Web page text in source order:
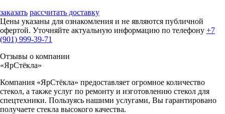
заказать рассчитать доставку
Цены указаны для ознакомления и не являются публичной
офертой. Уточняйте актуальную информацию по телефону +7
(901) 999-39-71
Отзывы о компании
«ЯрСтёкла»
Компания «ЯрСтёкла» предоставляет огромное количество
стекол, а также услуг по ремонту и изготовлению стекол для
спецтехники. Пользуясь нашими услугами, Вы гарантировано
получаете стекла высокого качества.